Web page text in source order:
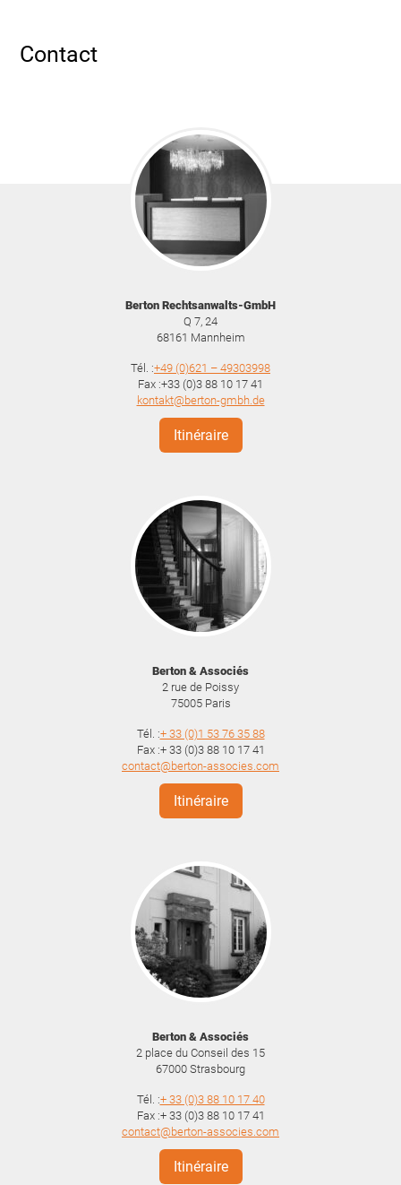
Contact
Berton Rechtsanwalts-GmbH
Q 7, 24
68161 Mannheim
Tél. :+49 (0)621 – 49303998
Fax :+33 (0)3 88 10 17 41
kontakt@berton-gmbh.de
Itinéraire
Berton & Associés
2 rue de Poissy
75005 Paris
Tél. :+ 33 (0)1 53 76 35 88
Fax :+ 33 (0)3 88 10 17 41
contact@berton-associes.com
Itinéraire
Berton & Associés
2 place du Conseil des 15
67000 Strasbourg
Tél. :+ 33 (0)3 88 10 17 40
Fax :+ 33 (0)3 88 10 17 41
contact@berton-associes.com
Itinéraire